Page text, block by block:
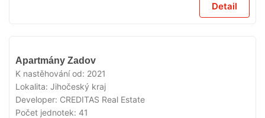
Detail
Apartmány Zadov
K nastěhování od: 2021
Lokalita: Jihočeský kraj
Developer: CREDITAS Real Estate
Počet jednotek: 41